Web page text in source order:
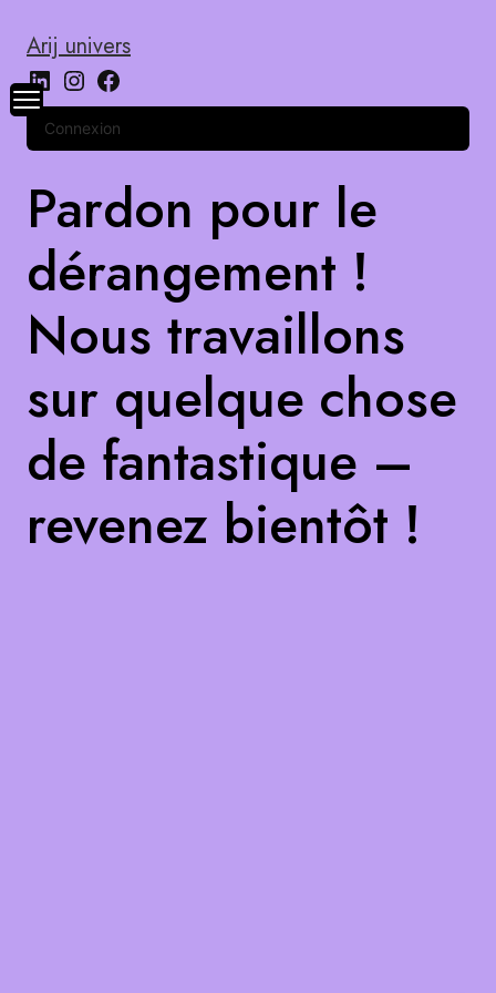
Arij univers
Connexion
Pardon pour le
dérangement !
Nous travaillons
sur quelque chose
de fantastique –
revenez bientôt !